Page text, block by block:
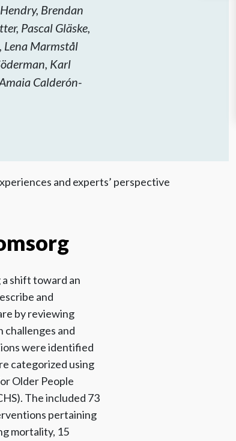
Brendan
Pascal Gläske,
Lena Marmstål
Karl
Calderón-
and experts’ perspective
shift toward an
and
by reviewing
challenges and
were identified
categorized using
Older People
The included 73
pertaining
mortality, 15